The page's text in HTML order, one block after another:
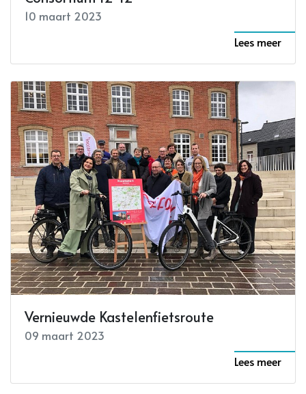
10 maart 2023
Lees meer
Vernieuwde Kastelenfietsroute
09 maart 2023
Lees meer